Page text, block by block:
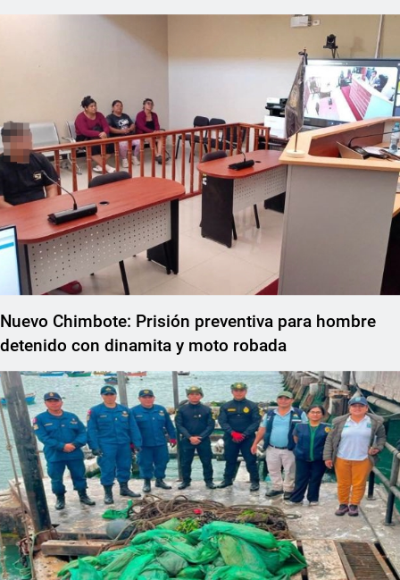
Nuevo Chimbote: Prisión preventiva para hombre
detenido con dinamita y moto robada